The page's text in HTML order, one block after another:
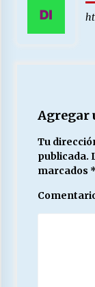
Agregar
Tu
publicada.
marcados *